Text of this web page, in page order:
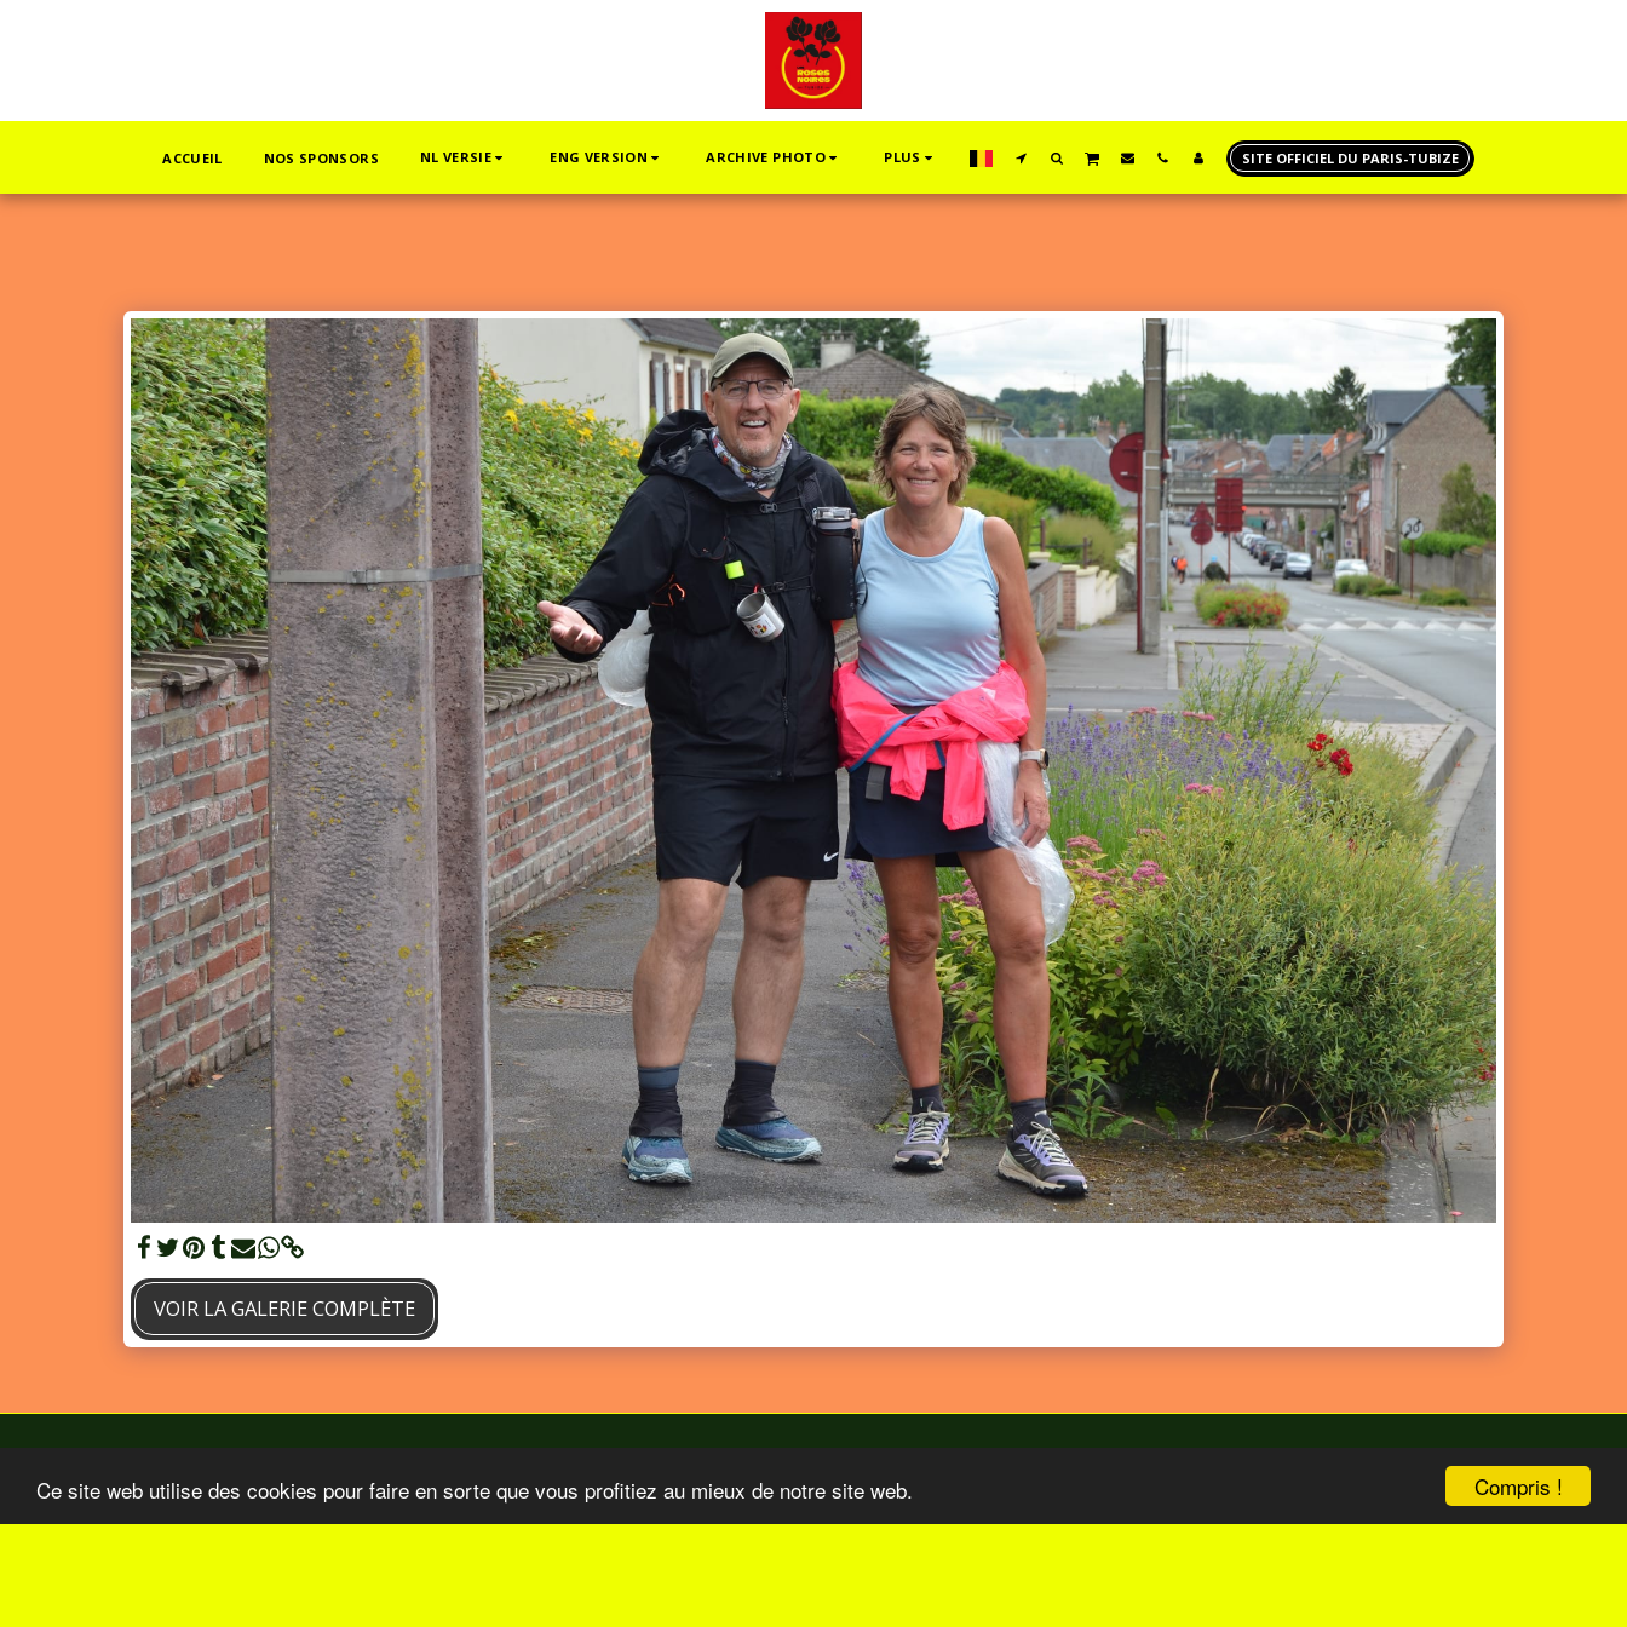
Compris !
Ce site web utilise des cookies pour faire en sorte que vous profitiez au mieux de notre site web.
ACCUEIL NOS SPONSORS NL VERSIE ENG VERSION ARCHIVE PHOTO PLUS SITE OFFICIEL DU PARIS-TUBIZE
VOIR LA GALERIE COMPLÈTE
Accueil BO Aout-Septembre 2026 Nos Organisations Nos Sponsors Video TV COM Sur Le Paris-Tubize ENG Version Boutique Plus